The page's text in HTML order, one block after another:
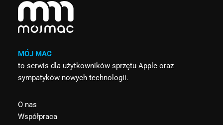
MÓJ MAC
to serwis dla użytkowników sprzętu Apple oraz
sympatyków nowych technologii.
O nas
Współpraca